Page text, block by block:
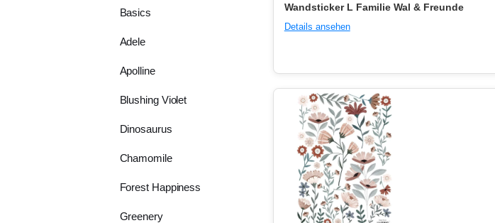
Basics
Adele
Apolline
Blushing Violet
Dinosaurus
Chamomile
Forest Happiness
Greenery
Wandsticker L Familie Wal & Freunde
Details ansehen